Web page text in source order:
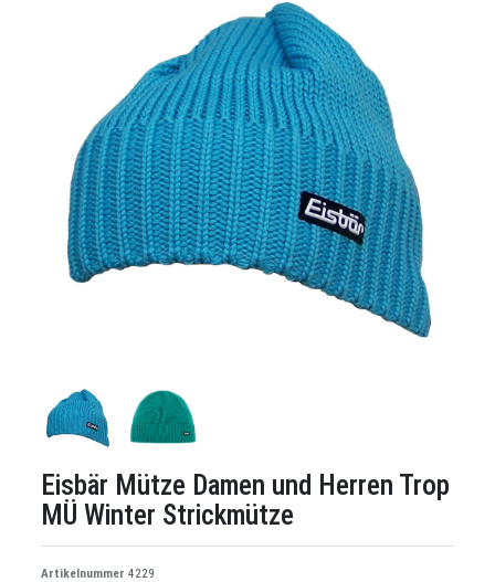
Eisbär Mütze Damen und Herren Trop
MÜ Winter Strickmütze
Artikelnummer4229